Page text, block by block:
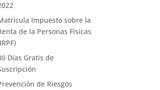
Impuesto sobre la
de la Personas Físicas
Días Gratis de
de Riesgos